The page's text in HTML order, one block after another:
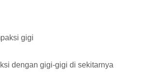
gigi
dengan gigi-gigi di sekitarnya